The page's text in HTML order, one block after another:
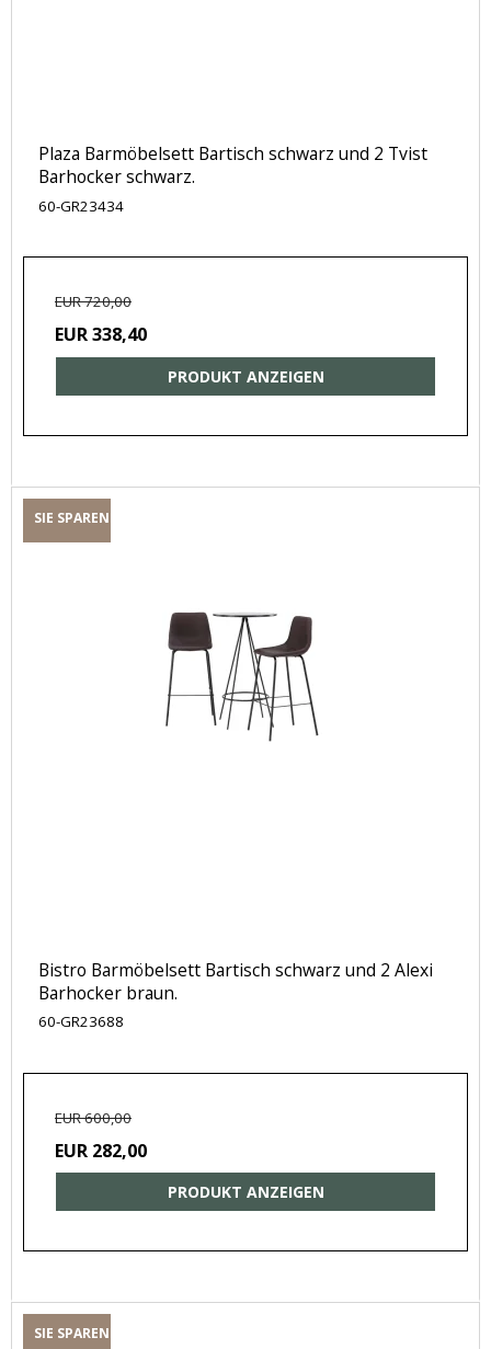
Plaza Barmöbelsett Bartisch schwarz und 2 Tvist
Barhocker schwarz.
60-GR23434
EUR 720,00
EUR 338,40
PRODUKT ANZEIGEN
SIE SPAREN
Bistro Barmöbelsett Bartisch schwarz und 2 Alexi
Barhocker braun.
60-GR23688
EUR 600,00
EUR 282,00
PRODUKT ANZEIGEN
SIE SPAREN